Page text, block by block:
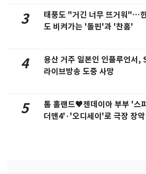
3
태풍도 "거긴 너무 뜨거워"…
도 비켜가는 '돌핀'과 '찬홈'
4
용산 거주 일본인 인플루언서,
라이브방송 도중 사망
5
톰 홀랜드♥젠데이아 부부 '스
더맨4'·'오디세이'로 극장 장악